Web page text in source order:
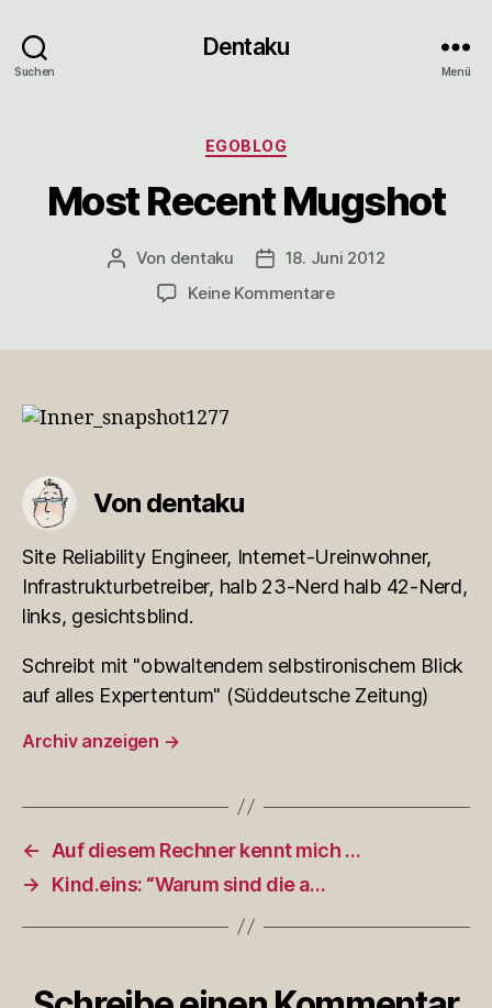
Suchen
Dentaku
Menü
Kategorien
EGOBLOG
Most Recent Mugshot
Beitragsautor
Von dentaku Veröffentlichungsdatum
18. Juni 2012
Keine Kommentarezu
Von dentaku
Site Reliability Engineer, Internet-Ureinwohner,
Infrastrukturbetreiber, halb 23-Nerd halb 42-Nerd,
links, gesichtsblind.
Schreibt mit "obwaltendem selbstironischem Blick
auf alles Expertentum" (Süddeutsche Zeitung)
Archiv anzeigen →
←
Auf diesem Rechner kennt mich …
→
Kind.eins: “Warum sind die a…